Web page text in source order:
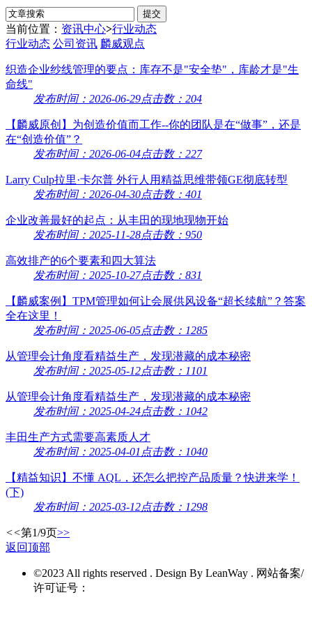
当前位置： 资讯中心>行业动态
行业动态 公司资讯 麟威观点
织造企业纱线管理的要点：库存不是"安全垫"，库龄才是"生
命线"
发布时间：2026-06-29点击数：204
【麟威原创】为创造价值而工作--你的团队是在“做事”，还是
在“创造价值”？
发布时间：2026-06-04点击数：227
Larry Culp拉里·卡尔普 外行人用精益思维带领GE彻底转型
发布时间：2026-04-30点击数：401
企业改善最好的起点：从丰田的现地现物开始
发布时间：2025-11-28点击数：950
高效排产的6个要素和四大算法
发布时间：2025-10-27点击数：831
【麟威案例】TPM管理如何让会展供风设备“超长续航”？答案
全在这里！
发布时间：2025-06-05点击数：1285
从管理会计角度看精益生产，发现潜藏的成本秘密
发布时间：2025-05-12点击数：1101
从管理会计角度看精益生产，发现潜藏的成本秘密
发布时间：2025-04-24点击数：1042
丰田生产方式需要高素质人才
发布时间：2025-04-01 点击数：1040
【精益知识】不懂 AQL，还怎么把控产品质量？快进来学！
(下)
发布时间：2025-03-12点击数：1298
<<第1/9页>>
返回顶部
©2023 All rights reserved . Design By LeanWay . 网站备案/
许可证号：